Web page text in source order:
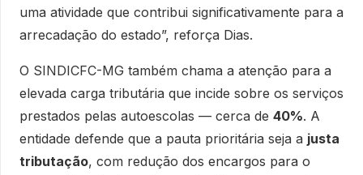
uma atividade que contribui significativamente para a
arrecadação do estado”, reforça Dias.
O SINDICFC-MG também chama a atenção para a
elevada carga tributária que incide sobre os serviços
prestados pelas autoescolas — cerca de 40%. A
entidade defende que a pauta prioritária seja a justa
tributação, com redução dos encargos para o